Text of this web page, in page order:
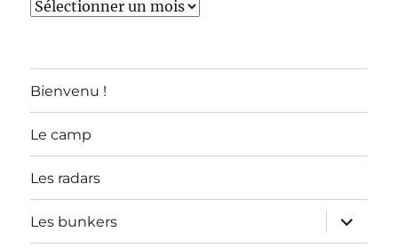
TOUS
Bienvenu !
Le camp
Les radars
Les bunkers
ouvrir
le